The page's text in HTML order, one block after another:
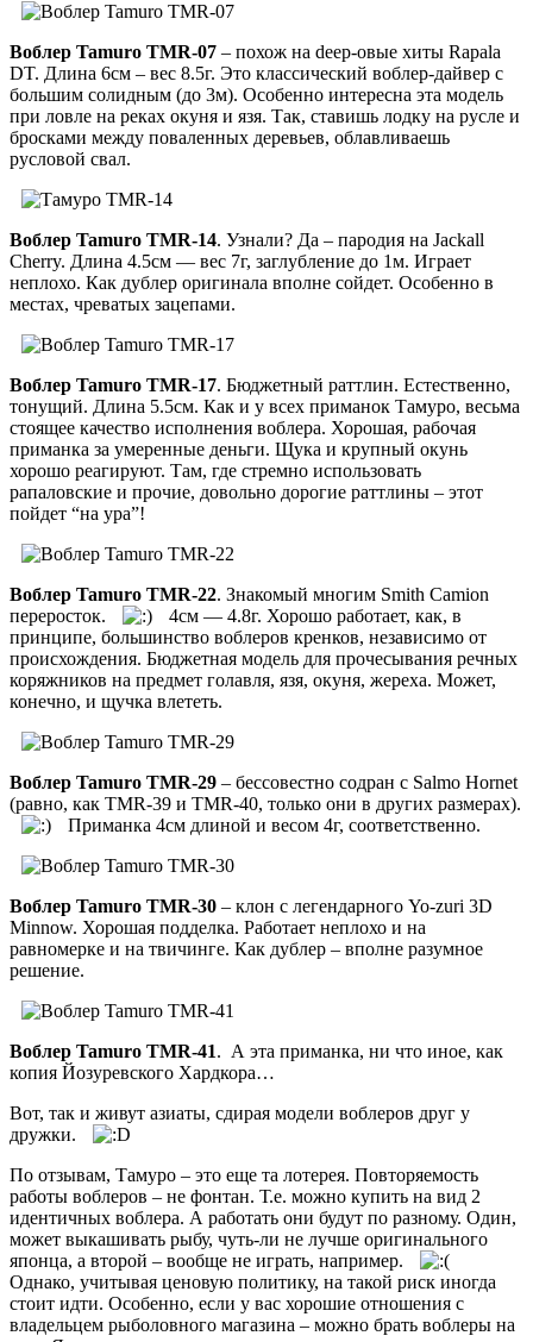
Воблер Tamuro TMR-07 – похож на deep-овые хиты Rapala
DT. Длина 6см – вес 8.5г. Это классический воблер-дайвер с
большим солидным (до 3м). Особенно интересна эта модель
при ловле на реках окуня и язя. Так, ставишь лодку на русле и
бросками между поваленных деревьев, облавливаешь
русловой свал.
Воблер Tamuro TMR-14. Узнали? Да – пародия на Jackall
Cherry. Длина 4.5см — вес 7г, заглубление до 1м. Играет
неплохо. Как дублер оригинала вполне сойдет. Особенно в
местах, чреватых зацепами.
Воблер Tamuro TMR-17. Бюджетный раттлин. Естественно,
тонущий. Длина 5.5см. Как и у всех приманок Тамуро, весьма
стоящее качество исполнения воблера. Хорошая, рабочая
приманка за умеренные деньги. Щука и крупный окунь
хорошо реагируют. Там, где стремно использовать
рапаловские и прочие, довольно дорогие раттлины – этот
пойдет “на ура”!
Воблер Tamuro TMR-22. Знакомый многим Smith Camion
переросток.
4см — 4.8г. Хорошо работает, как, в
принципе, большинство воблеров кренков, независимо от
происхождения. Бюджетная модель для прочесывания речных
коряжников на предмет голавля, язя, окуня, жереха. Может,
конечно, и щучка влететь.
Воблер Tamuro TMR-29 – бессовестно содран с Salmo Hornet
(равно, как TMR-39 и TMR-40, только они в других размерах).
Приманка 4см длиной и весом 4г, соответственно.
Воблер Tamuro TMR-30 – клон с легендарного Yo-zuri 3D
Minnow. Хорошая подделка. Работает неплохо и на
равномерке и на твичинге. Как дублер – вполне разумное
решение.
Воблер Tamuro TMR-41. А эта приманка, ни что иное, как
копия Йозуревского Хардкора…
Вот, так и живут азиаты, сдирая модели воблеров друг у
дружки.
По отзывам, Тамуро – это еще та лотерея. Повторяемость
работы воблеров – не фонтан. Т.е. можно купить на вид 2
идентичных воблера. А работать они будут по разному. Один,
может выкашивать рыбу, чуть-ли не лучше оригинального
японца, а второй – вообще не играть, например.
Однако, учитывая ценовую политику, на такой риск иногда
стоит идти. Особенно, если у вас хорошие отношения с
владельцем рыболовного магазина – можно брать воблеры на